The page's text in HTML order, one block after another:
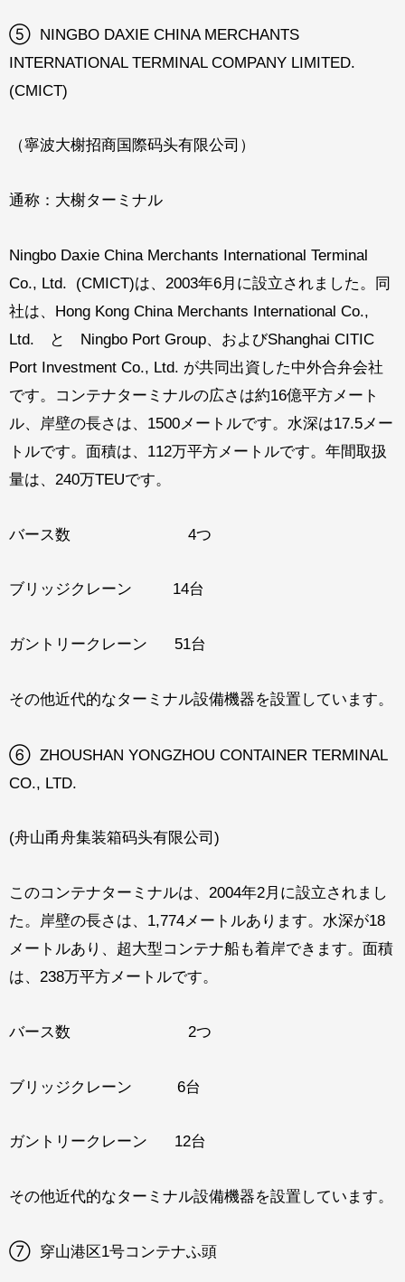
⑤ NINGBO DAXIE CHINA MERCHANTS
INTERNATIONAL TERMINAL COMPANY LIMITED.
(CMICT)
（寧波大榭招商国際码头有限公司）
通称：大榭ターミナル
Ningbo Daxie China Merchants International Terminal
Co., Ltd. (CMICT)は、2003年6月に設立されました。同
社は、Hong Kong China Merchants International Co.,
Ltd. と Ningbo Port Group、およびShanghai CITIC
Port Investment Co., Ltd. が共同出資した中外合弁会社
です。コンテナターミナルの広さは約16億平方メート
ル、岸壁の長さは、1500メートルです。水深は17.5メー
トルです。面積は、112万平方メートルです。年間取扱
量は、240万TEUです。
バース数 4つ
ブリッジクレーン 14台
ガントリークレーン 51台
その他近代的なターミナル設備機器を設置しています。
⑥ ZHOUSHAN YONGZHOU CONTAINER TERMINAL
CO., LTD.
(舟山甬舟集装箱码头有限公司)
このコンテナターミナルは、2004年2月に設立されまし
た。岸壁の長さは、1,774メートルあります。水深が18
メートルあり、超大型コンテナ船も着岸できます。面積
は、238万平方メートルです。
バース数 2つ
ブリッジクレーン 6台
ガントリークレーン 12台
その他近代的なターミナル設備機器を設置しています。
⑦ 穿山港区1号コンテナふ頭